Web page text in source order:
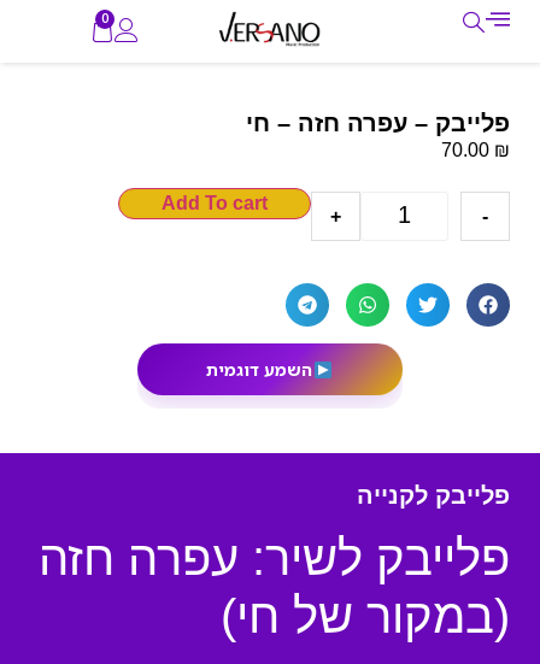
0
פלייבק – עפרה חזה – חי
70.00 ₪
-
+
Add To cart
השמע דוגמית
פלייבק לקנייה
פלייבק לשיר: עפרה חזה
(במקור של חי)